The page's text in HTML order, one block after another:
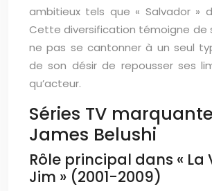
ambitieux tels que « Salvador »
Cette diversification témoigne de
ne pas se cantonner à un seul
de son désir de repousser ses
qu’acteur.
Séries TV
James Belushi
Rôle principal dans « La
Jim » (2001-2009)